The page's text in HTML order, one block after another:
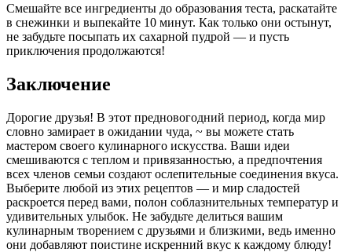
Смешайте все ингредиенты до образования теста, раскатайте
в снежинки и выпекайте 10 минут. Как только они остынут,
не забудьте посыпать их сахарной пудрой — и пусть
приключения продолжаются!
Заключение
Дорогие друзья! В этот предновогодний период, когда мир
словно замирает в ожидании чуда, ~ вы можете стать
мастером своего кулинарного искусства. Ваши идеи
смешиваются с теплом и привязанностью, а предпочтения
всех членов семьи создают ослепительные соединения вкуса.
Выберите любой из этих рецептов — и мир сладостей
раскроется перед вами, полон соблазнительных температур и
удивительных улыбок. Не забудьте делиться вашим
кулинарным творением с друзьями и близкими, ведь именно
они добавляют поистине искренний вкус к каждому блюду!